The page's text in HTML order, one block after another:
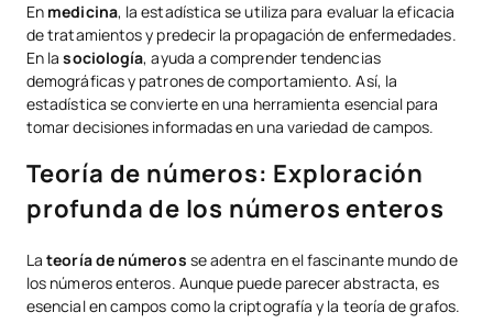
En medicina, la estadística se utiliza para evaluar la eficacia
de tratamientos y predecir la propagación de enfermedades.
En lasociología, ayuda a comprender tendencias
demográficas y patrones de comportamiento. Así, la
estadística se convierte en una herramienta esencial para
tomar decisiones informadas en una variedad de campos.
Teoría de números: Exploración
profunda de los números enteros
Lateoría de números se adentra en el fascinante mundo de
los números enteros. Aunque puede parecer abstracta, es
esencial en campos como la criptografía y la teoría de grafos.